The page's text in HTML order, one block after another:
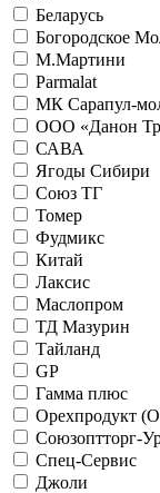
Беларусь
Богородское
М.Мартини
Parmalat
МК Сарапул-
ООО «Данон
САВА
Ягоды Сибири
Союз ТГ
Томер
Фудмикс
Китай
Лаксис
Маслопром
ТД Мазурин
Тайланд
GP
Гамма плюс
Орехпродукт
Союзоптторг-
Спец-Сервис
Джоли